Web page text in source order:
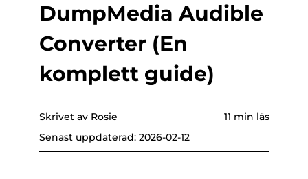
som helst
Video
Online-verktyg
Spotify till mp3
HITTA BUTIK
Support
Registrera
DumpMedia Audible
Converter (En
komplett guide)
Skrivet av Rosie
Senast uppdaterad: 2026-02-12
11 min läs